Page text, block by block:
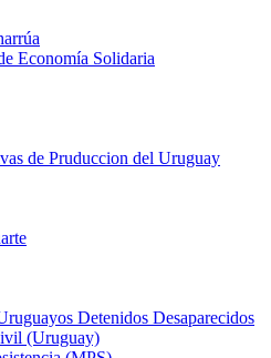
Economía Solidaria
de Pruduccion del Uruguay
Detenidos Desaparecidos
(Uruguay)